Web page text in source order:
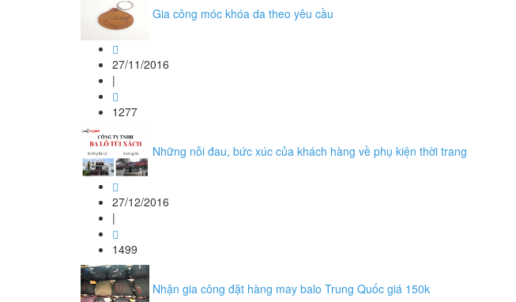
Gia công móc khóa da theo yêu cầu
27/11/2016
|
1277
Những nỗi đau, bức xúc của khách hàng về phụ kiện thời trang
27/12/2016
|
1499
Nhận gia công đặt hàng may balo Trung Quốc giá 150k